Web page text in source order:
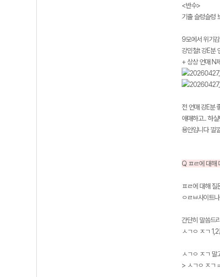
<반수>
기출 슬렁슬렁
9모에서 위기
강민철t 강E분
+ 상상 언매 N
전 언매 강E분
애매하고.. 하
용안입니다 낄
Q ㅍㄹ에 대해
ㅍㄹ에 대해 질
ㅇㄹㅂ사이트
간단히 말씀드
ㅅㄱㅇ ㅈㄱ
ㅅㄱㅇ ㅈㄱ 말
> ㅅㄱㅇ ㅈㄱ